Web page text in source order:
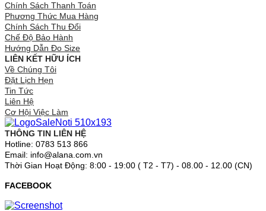
Chính Sách Thanh Toán
Phương Thức Mua Hàng
Chính Sách Thu Đổi
Chế Độ Bảo Hành
Hướng Dẫn Đo Size
LIÊN KẾT HỮU ÍCH
Về Chúng Tôi
Đặt Lịch Hẹn
Tin Tức
Liên Hệ
Cơ Hội Việc Làm
THÔNG TIN LIÊN HỆ
Hotline: 0783 513 866
Email: info@alana.com.vn
Thời Gian Hoạt Động: 8:00 - 19:00 ( T2 - T7) - 08.00 - 12.00 (CN)
FACEBOOK